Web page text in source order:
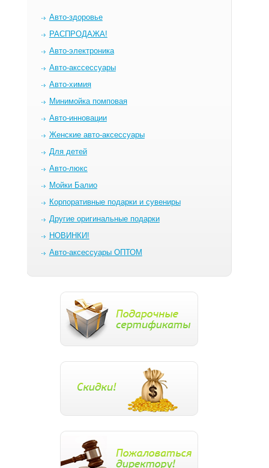
Авто-здоровье
РАСПРОДАЖА!
Авто-электроника
Авто-акссессуары
Авто-химия
Минимойка помповая
Авто-инновации
Женские авто-аксессуары
Для детей
Авто-люкс
Мойки Балио
Корпоративные подарки и сувениры
Другие оригинальные подарки
НОВИНКИ!
Авто-аксессуары ОПТОМ